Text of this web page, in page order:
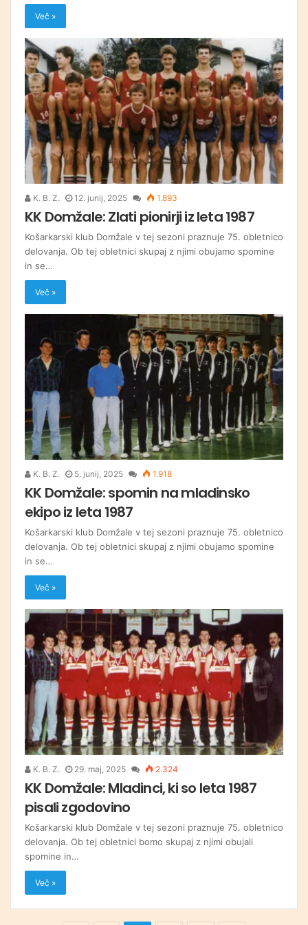
Več »
K. B. Z. 12. junij, 2025 1.893
KK Domžale: Zlati pionirji iz leta 1987
Košarkarski klub Domžale v tej sezoni praznuje 75. obletnico
delovanja. Ob tej obletnici skupaj z njimi obujamo spomine
in se…
Več »
K. B. Z. 5. junij, 2025 1.918
KK Domžale: spomin na mladinsko
ekipo iz leta 1987
Košarkarski klub Domžale v tej sezoni praznuje 75. obletnico
delovanja. Ob tej obletnici skupaj z njimi obujamo spomine
in se…
Več »
K. B. Z. 29. maj, 2025 2.324
KK Domžale: Mladinci, ki so leta 1987
pisali zgodovino
Košarkarski klub Domžale v tej sezoni praznuje 75. obletnico
delovanja. Ob tej obletnici bomo skupaj z njimi obujali
spomine in…
Več »